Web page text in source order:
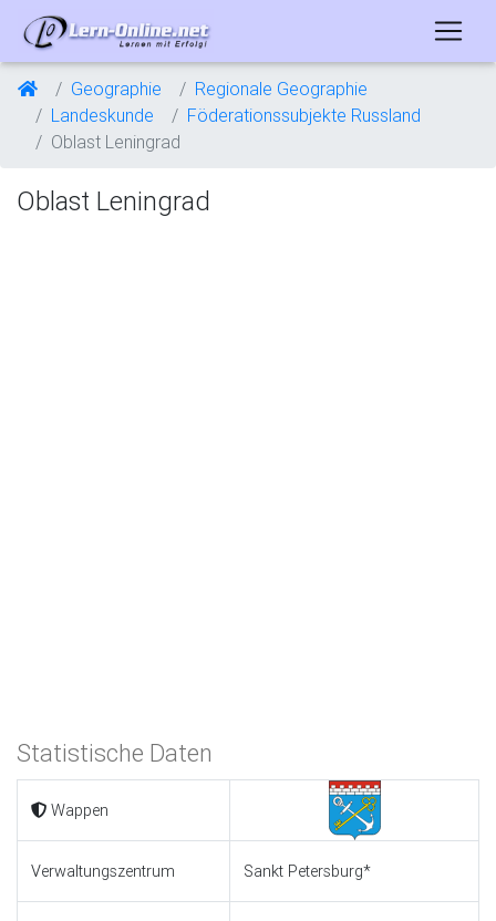
Geographie
Regionale Geographie
Landeskunde
Föderationssubjekte Russland
Oblast Leningrad
Oblast Leningrad
Statistische Daten
Wappen
Verwaltungszentrum Sankt Petersburg*